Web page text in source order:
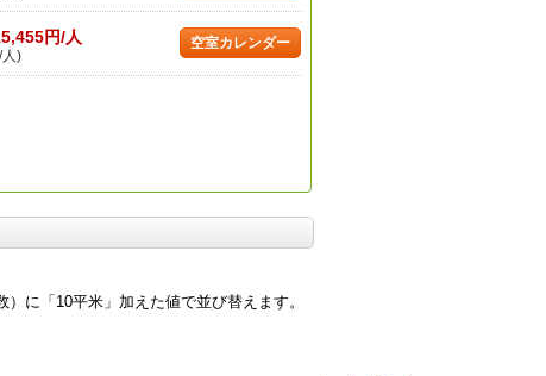
円/人
人)
空室カレンダー
に「10平米」加えた値で並び替えます。